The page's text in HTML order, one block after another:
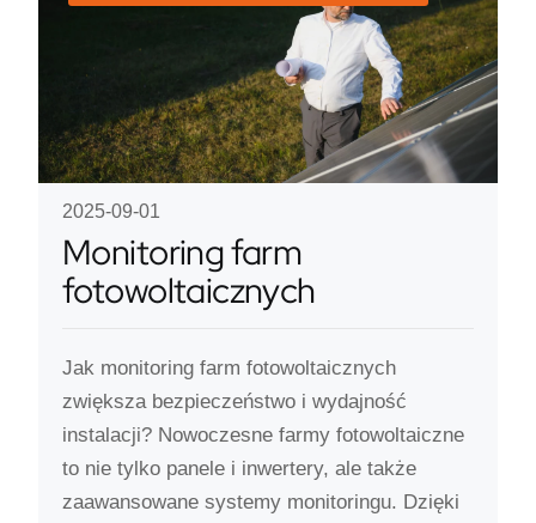
2025-09-01
Monitoring farm
fotowoltaicznych
Jak monitoring farm fotowoltaicznych
zwiększa bezpieczeństwo i wydajność
instalacji? Nowoczesne farmy fotowoltaiczne
to nie tylko panele i inwertery, ale także
zaawansowane systemy monitoringu. Dzięki